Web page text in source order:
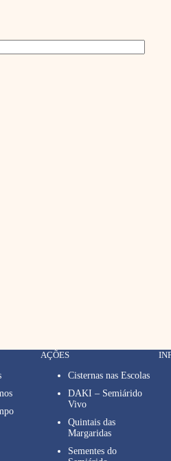
AÇÕES
Cisternas nas Escolas
DAKI – Semiárido
Vivo
Quintais das
Margaridas
Sementes do